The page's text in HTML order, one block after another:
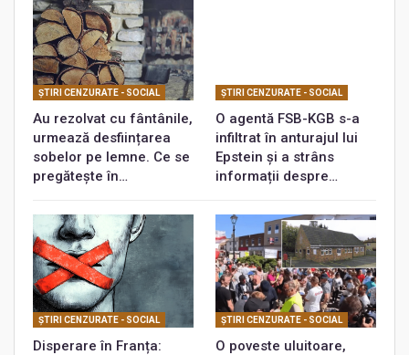
ŞTIRI CENZURATE - SOCIAL
Au rezolvat cu fântânile,
urmează desființarea
sobelor pe lemne. Ce se
pregătește în…
ŞTIRI CENZURATE - SOCIAL
O agentă FSB-KGB s-a
infiltrat în anturajul lui
Epstein și a strâns
informații despre…
ŞTIRI CENZURATE - SOCIAL
Disperare în Franța:
ŞTIRI CENZURATE - SOCIAL
O poveste uluitoare,